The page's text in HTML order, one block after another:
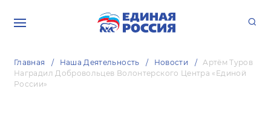
Главная Наша Деятельность Новости
Артём Туров
Наградил Добровольцев Волонтерского Центра «Единой
России»